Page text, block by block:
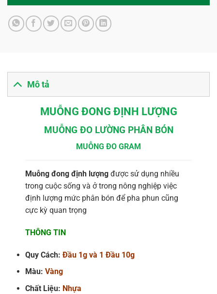
Mô tả
MUỖNG ĐONG ĐỊNH LƯỢNG
MUỖNG ĐO LƯỜNG PHÂN BÓN
MUỖNG ĐO GRAM
Muỗng đong định lượngđược sử dụng nhiều
trong cuộc sống và ở trong nông nghiệp việc
định lượng mức phân bón để pha phun cũng
cực kỳ quan trọng
THÔNG TIN
Quy Cách: Đầu 1g và 1 Đầu 10g
Màu: Vàng
Chất Liệu: Nhựa